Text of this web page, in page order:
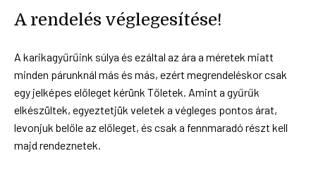
A rendelés véglegesítése!
A karikagyűrűink súlya és ezáltal az ára a méretek miatt
minden párunknál más és más, ezért megrendeléskor csak
egy jelképes előleget kérünk Tőletek. Amint a gyűrűk
elkészültek, egyeztetjük veletek a végleges pontos árat,
levonjuk belőle az előleget, és csak a fennmaradó részt kell
majd rendeznetek.